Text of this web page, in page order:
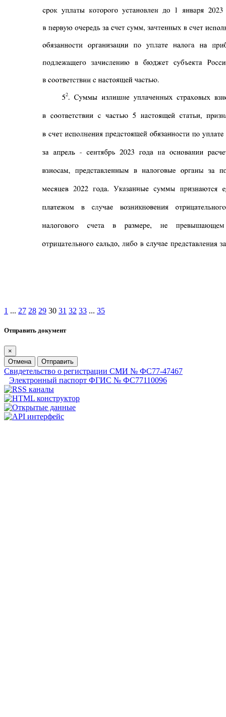
1 ... 27 28 29 30 31 32 33 ... 35
Отправить документ
×
Отмена
Отправить
Свидетельство о регистрации СМИ № ФС77-47467
Электронный паспорт ФГИС № ФС77110096